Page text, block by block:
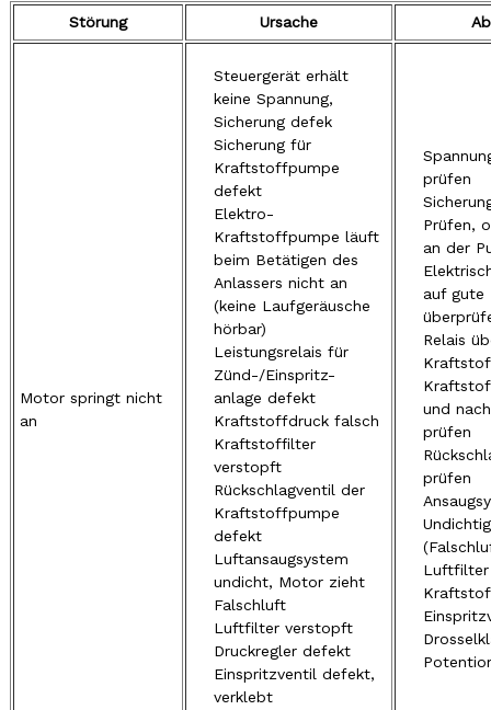
Störung Ursache
Motor springt nicht
an
Steuergerät erhält
keine Spannung,
Sicherung defek
Sicherung für
Kraftstoffpumpe
defekt
Elektro-
Kraftstoffpumpe läuft
beim Betätigen des
Anlassers nicht an
(keine Laufgeräusche
hörbar)
Leistungsrelais für
Zünd-/Einspritz-
anlage defekt
Kraftstoffdruck falsch
Kraftstoffilter
verstopft
Rückschlagventil der
Kraftstoffpumpe
defekt
Luftansaugsystem
undicht, Motor zieht
Falschluft
Luftfilter verstopft
Druckregler defekt
Einspritzventil defekt,
verklebt
prüfen
Prüfen,
an der
auf gute
Relais
und
prüfen
prüfen
Luftfilter